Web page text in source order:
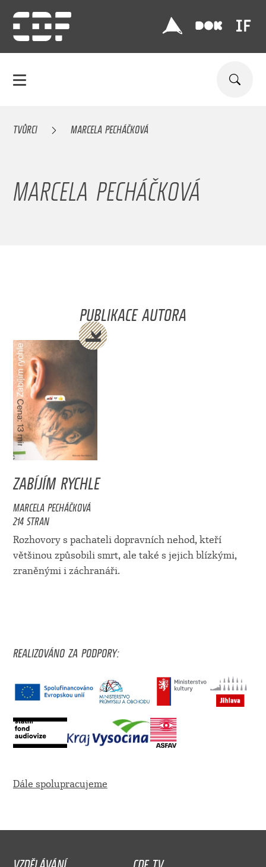
TVŮRCI MARCELA PECHÁČKOVÁ
MARCELA PECHÁČKOVÁ
PUBLIKACE AUTORA
ZABÍJÍM RYCHLE
MARCELA PECHÁČKOVÁ
214 STRAN
Rozhovory s pachateli dopravních nehod, kteří
většinou způsobili smrt, ale také s jejich blízkými,
zraněnými i záchranáři.
REALIZOVÁNO ZA PODPORY:
Dále spolupracujeme
VZDĚLÁVÁNÍ
CDF TV